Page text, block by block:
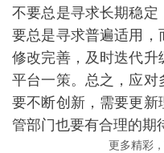
不要总是寻求长期稳
要总是寻求普遍适用
修改完善，及时迭代
平台一策。总之，应
要不断创新，需要更
管部门也要有合理的期
更多精彩